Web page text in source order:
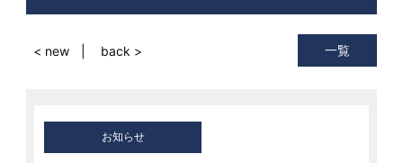
一覧
< new back >
お知らせ